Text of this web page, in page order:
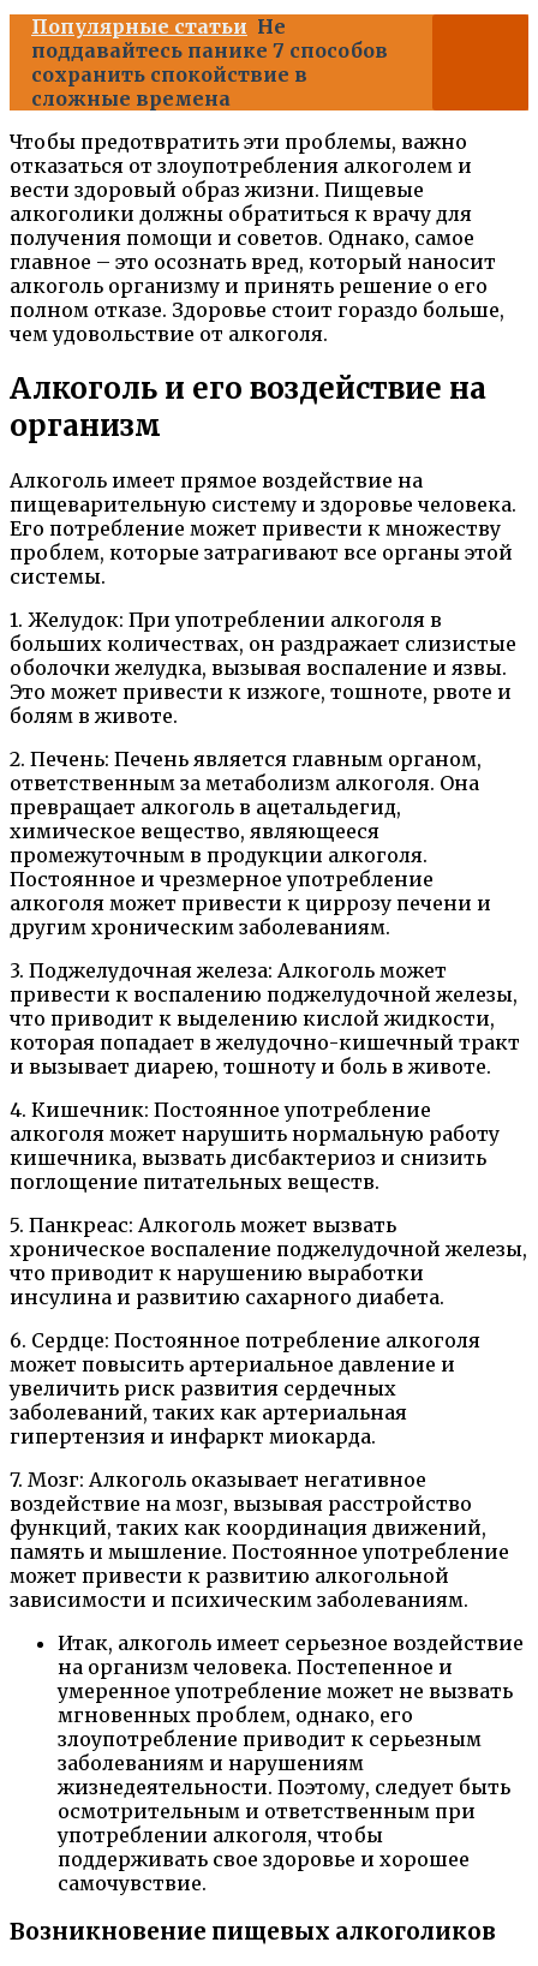
Популярные статьи Не
поддавайтесь панике 7 способов
сохранить спокойствие в
сложные времена
Чтобы предотвратить эти проблемы, важно
отказаться от злоупотребления алкоголем и
вести здоровый образ жизни. Пищевые
алкоголики должны обратиться к врачу для
получения помощи и советов. Однако, самое
главное – это осознать вред, который наносит
алкоголь организму и принять решение о его
полном отказе. Здоровье стоит гораздо больше,
чем удовольствие от алкоголя.
Алкоголь и его воздействие на
организм
Алкоголь имеет прямое воздействие на
пищеварительную систему и здоровье человека.
Его потребление может привести к множеству
проблем, которые затрагивают все органы этой
системы.
1. Желудок: При употреблении алкоголя в
больших количествах, он раздражает слизистые
оболочки желудка, вызывая воспаление и язвы.
Это может привести к изжоге, тошноте, рвоте и
болям в животе.
2. Печень: Печень является главным органом,
ответственным за метаболизм алкоголя. Она
превращает алкоголь в ацетальдегид,
химическое вещество, являющееся
промежуточным в продукции алкоголя.
Постоянное и чрезмерное употребление
алкоголя может привести к циррозу печени и
другим хроническим заболеваниям.
3. Поджелудочная железа: Алкоголь может
привести к воспалению поджелудочной железы,
что приводит к выделению кислой жидкости,
которая попадает в желудочно-кишечный тракт
и вызывает диарею, тошноту и боль в животе.
4. Кишечник: Постоянное употребление
алкоголя может нарушить нормальную работу
кишечника, вызвать дисбактериоз и снизить
поглощение питательных веществ.
5. Панкреас: Алкоголь может вызвать
хроническое воспаление поджелудочной железы,
что приводит к нарушению выработки
инсулина и развитию сахарного диабета.
6. Сердце: Постоянное потребление алкоголя
может повысить артериальное давление и
увеличить риск развития сердечных
заболеваний, таких как артериальная
гипертензия и инфаркт миокарда.
7. Мозг: Алкоголь оказывает негативное
воздействие на мозг, вызывая расстройство
функций, таких как координация движений,
память и мышление. Постоянное употребление
может привести к развитию алкогольной
зависимости и психическим заболеваниям.
Итак, алкоголь имеет серьезное воздействие
на организм человека. Постепенное и
умеренное употребление может не вызвать
мгновенных проблем, однако, его
злоупотребление приводит к серьезным
заболеваниям и нарушениям
жизнедеятельности. Поэтому, следует быть
осмотрительным и ответственным при
употреблении алкоголя, чтобы
поддерживать свое здоровье и хорошее
самочувствие.
Возникновение пищевых алкоголиков